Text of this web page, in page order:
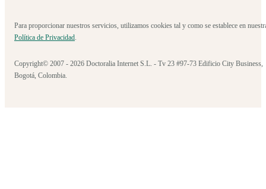
Para proporcionar nuestros servicios, utilizamos cookies tal y como se establece en
Política de Privacidad.
Copyright© 2007 - 2026 Doctoralia Internet S.L. - Tv 23 #97-73 Edificio City Business,
Bogotá, Colombia.